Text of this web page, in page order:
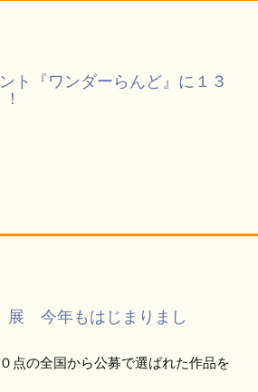
ト『ワンダーらんど』に１３
展 今年もはじまりまし
点の全国から公募で選ばれた作品を